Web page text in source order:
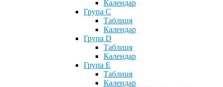
Календар
Група С
Таблиця
Календар
Група D
Таблиця
Календар
Група Е
Таблиця
Календар